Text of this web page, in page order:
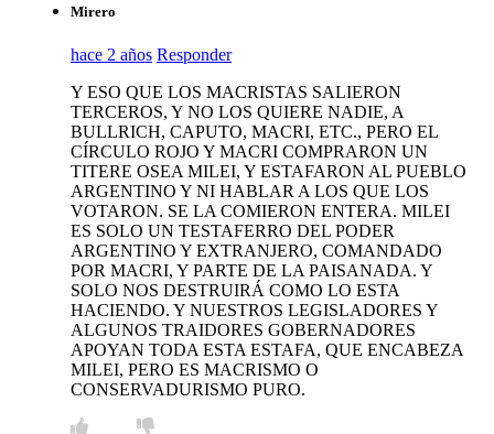
Mirero
hace 2 años Responder
Y ESO QUE LOS MACRISTAS SALIERON
TERCEROS, Y NO LOS QUIERE NADIE, A
BULLRICH, CAPUTO, MACRI, ETC., PERO EL
CÍRCULO ROJO Y MACRI COMPRARON UN
TITERE OSEA MILEI, Y ESTAFARON AL PUEBLO
ARGENTINO Y NI HABLAR A LOS QUE LOS
VOTARON. SE LA COMIERON ENTERA. MILEI
ES SOLO UN TESTAFERRO DEL PODER
ARGENTINO Y EXTRANJERO, COMANDADO
POR MACRI, Y PARTE DE LA PAISANADA. Y
SOLO NOS DESTRUIRÁ COMO LO ESTA
HACIENDO. Y NUESTROS LEGISLADORES Y
ALGUNOS TRAIDORES GOBERNADORES
APOYAN TODA ESTA ESTAFA, QUE ENCABEZA
MILEI, PERO ES MACRISMO O
CONSERVADURISMO PURO.